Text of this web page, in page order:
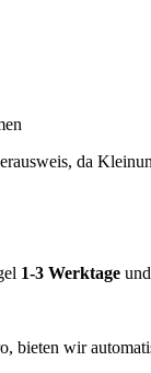
da
1-3 Werktage
bieten wir